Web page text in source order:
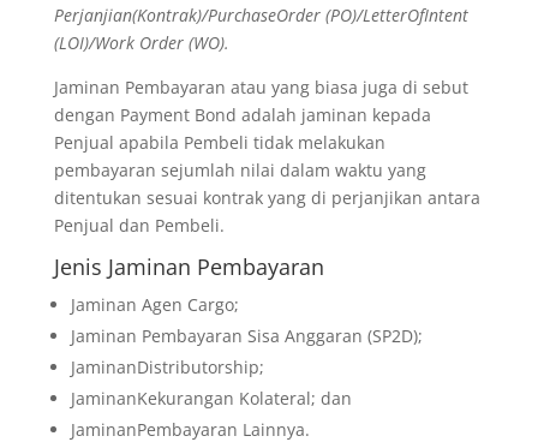
Perjanjian(Kontrak)/PurchaseOrder (PO)/LetterOfIntent
(LOI)/Work Order (WO).
Jaminan Pembayaran atau yang biasa juga di sebut
dengan Payment Bond adalah jaminan kepada
Penjual apabila Pembeli tidak melakukan
pembayaran sejumlah nilai dalam waktu yang
ditentukan sesuai kontrak yang di perjanjikan antara
Penjual dan Pembeli.
Jenis Jaminan Pembayaran
Jaminan Agen Cargo;
Jaminan Pembayaran Sisa Anggaran (SP2D);
JaminanDistributorship;
JaminanKekurangan Kolateral; dan
JaminanPembayaran Lainnya.